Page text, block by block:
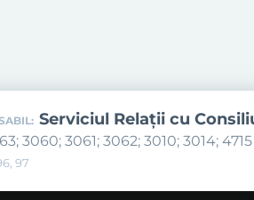
Serviciul Relaţii cu
3060; 3061; 3062; 3010; 3014; 4715
97